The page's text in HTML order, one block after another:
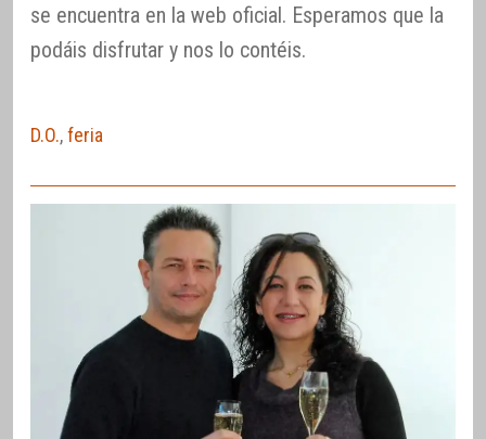
se encuentra en la web oficial. Esperamos que la
podáis disfrutar y nos lo contéis.
D.O.,feria